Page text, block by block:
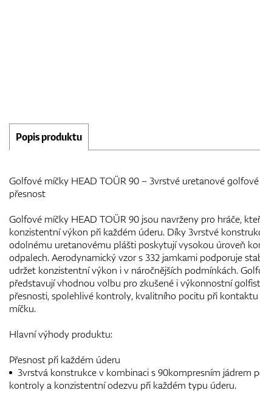
Popis produktu
Golfové míčky HEAD TOÜR 90 – 3vrstvé uretanové
přesnost
Golfové míčky HEAD TOÜR 90 jsou navrženy pro hráče,
konzistentní výkon při každém úderu. Díky 3vrstvé
odolnému uretanovému plášti poskytují vysokou úroveň
odpalech. Aerodynamický vzor s 332 jamkami podporuje
udržet konzistentní výkon i v náročnějších podmínkách.
představují vhodnou volbu pro zkušené i výkonnostní
přesnosti, spolehlivé kontroly, kvalitního pocitu při
míčku.
Hlavní výhody produktu:
Přesnost při každém úderu
3vrstvá konstrukce v kombinaci s 90kompresním jádrem
kontroly a konzistentní odezvu při každém typu úderu.